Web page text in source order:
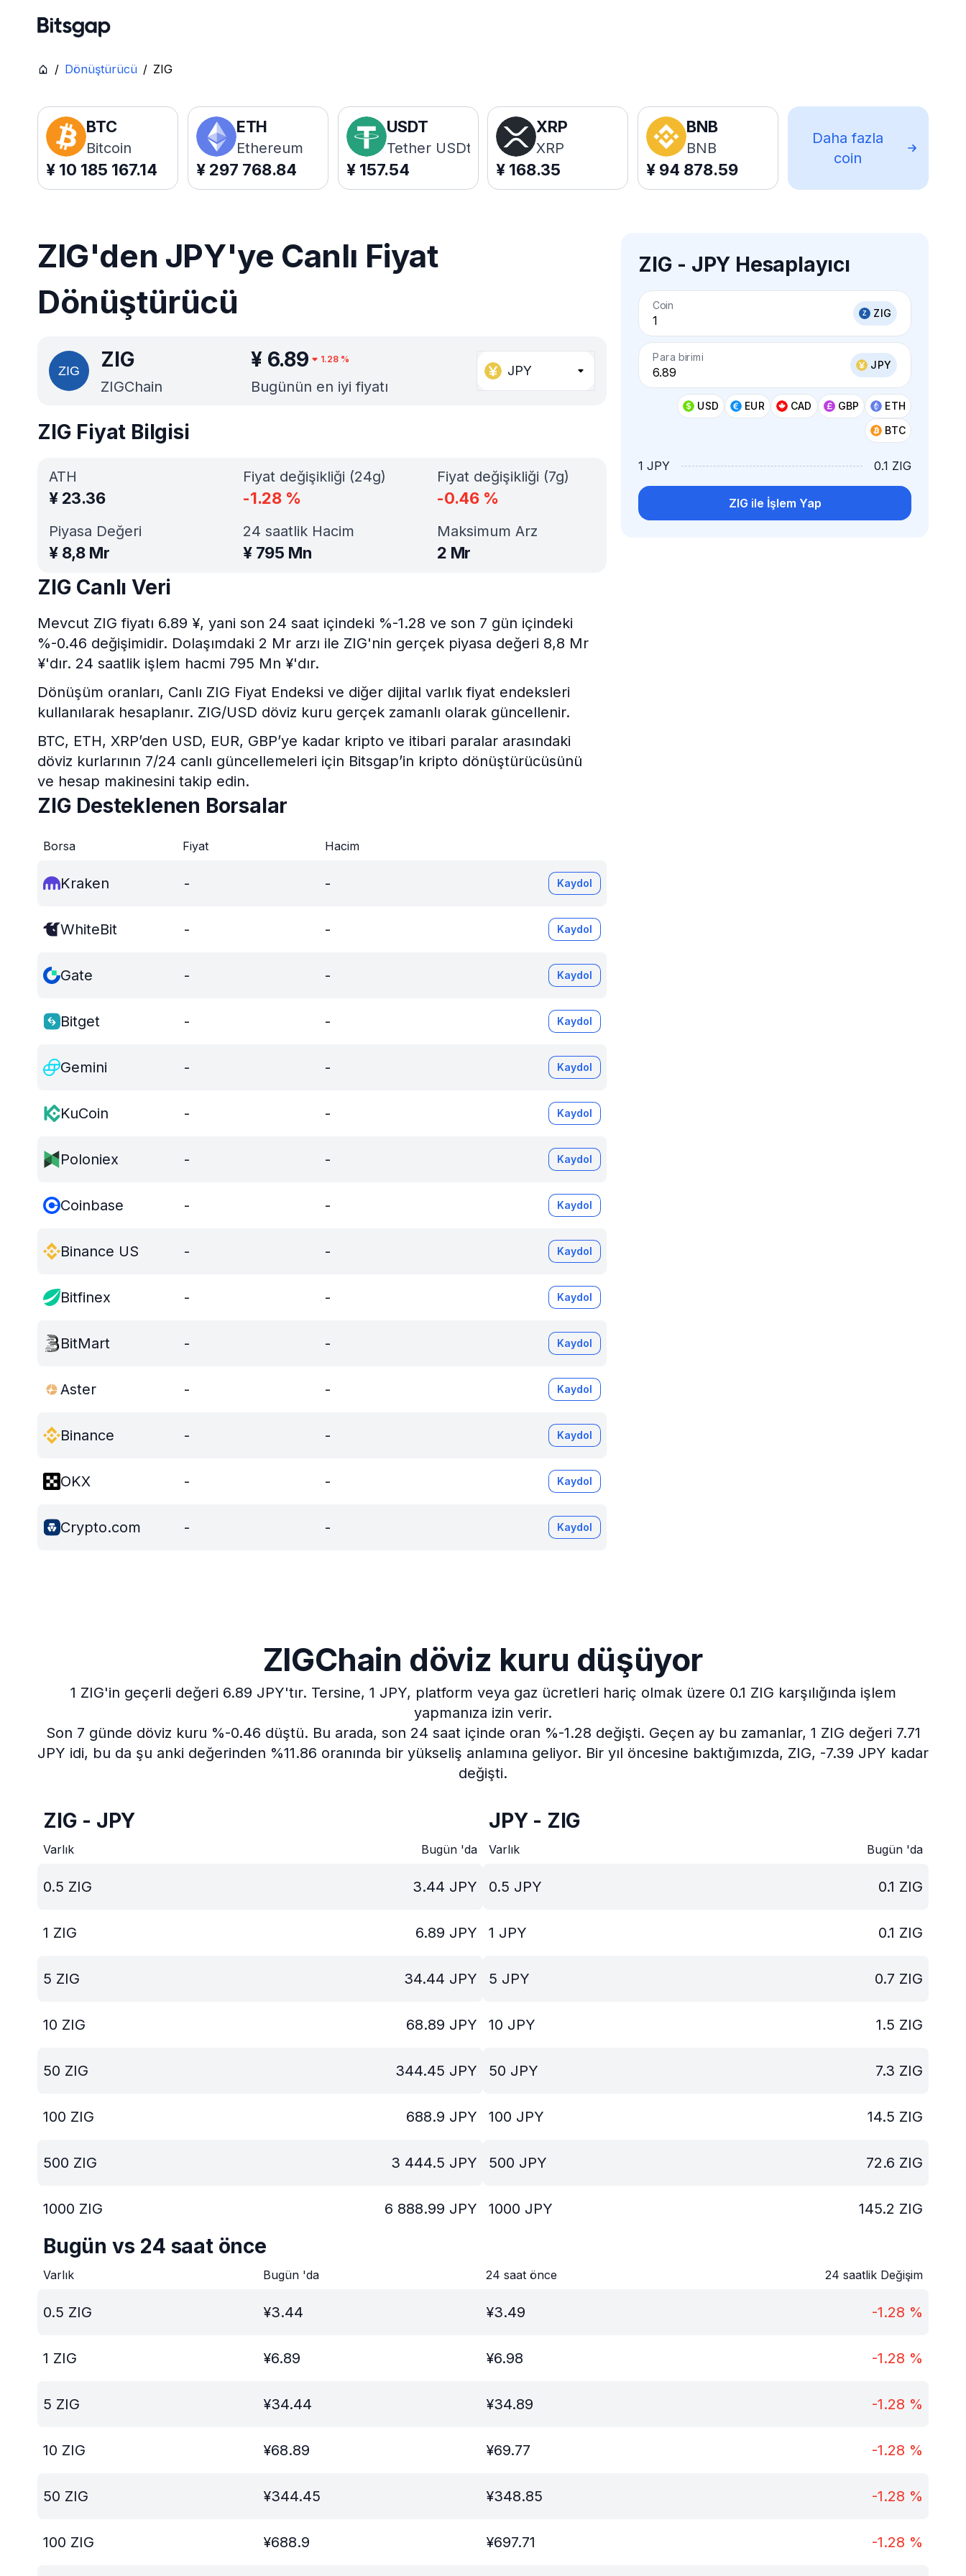
/ Dönüştürücü / ZIG
BTC
Bitcoin
¥ 10 185 167.14
ETH
Ethereum
¥ 297 768.84
USDT
Tether USDt
¥ 157.54
XRP
XRP
¥ 168.35
BNB
BNB
¥ 94 878.59
Daha fazla
coin
ZIG'den JPY'ye Canlı Fiyat
Dönüştürücü
ZIG
ZIGChain
¥ 6.89 1.28%
Bugünün en iyi fiyatı
JPY
ZIG - JPY Hesaplayıcı
Coin
ZIG
Para birimi
JPY
USD EUR CAD GBP
ETH
BTC
1 JPY 0.1 ZIG
ZIG ile İşlem Yap
ZIG Fiyat Bilgisi
ATH
¥ 23.36
Piyasa Değeri
¥ 8,8 Mr
Fiyat değişikliği (24g)
-1.28 %
Fiyat değişikliği (7g)
-0.46 %
24 saatlik Hacim
¥ 795 Mn
Maksimum Arz
2 Mr
ZIG Canlı Veri
Mevcut ZIG fiyatı 6.89 ¥, yani son 24 saat içindeki %-1.28 ve son 7 gün içindeki
%-0.46 değişimidir. Dolaşımdaki 2 Mr arzı ile ZIG'nin gerçek piyasa değeri 8,8 Mr
¥'dır. 24 saatlik işlem hacmi 795 Mn ¥'dır.
Dönüşüm oranları, Canlı ZIG Fiyat Endeksi ve diğer dijital varlık fiyat endeksleri
kullanılarak hesaplanır. ZIG/USD döviz kuru gerçek zamanlı olarak güncellenir.
BTC, ETH, XRP’den USD, EUR, GBP’ye kadar kripto ve itibari paralar arasındaki
döviz kurlarının 7/24 canlı güncellemeleri için Bitsgap’in kripto dönüştürücüsünü
ve hesap makinesini takip edin.
ZIG Desteklenen Borsalar
Borsa Fiyat Hacim
Kraken - - Kaydol
WhiteBit - - Kaydol
Gate - - Kaydol
Bitget - - Kaydol
Gemini - - Kaydol
KuCoin - - Kaydol
Poloniex - - Kaydol
Coinbase - - Kaydol
Binance US - - Kaydol
Bitfinex - - Kaydol
BitMart - - Kaydol
Aster - - Kaydol
Binance - - Kaydol
OKX - - Kaydol
Crypto.com - - Kaydol
ZIGChain döviz kuru düşüyor
1 ZIG'in geçerli değeri 6.89 JPY'tır. Tersine, 1 JPY, platform veya gaz ücretleri hariç olmak üzere 0.1 ZIG karşılığında işlem
yapmanıza izin verir.
Son 7 günde döviz kuru %-0.46 düştü. Bu arada, son 24 saat içinde oran %-1.28 değişti. Geçen ay bu zamanlar, 1 ZIG değeri 7.71
JPY idi, bu da şu anki değerinden %11.86 oranında bir yükseliş anlamına geliyor. Bir yıl öncesine baktığımızda, ZIG, -7.39 JPY kadar
değişti.
ZIG - JPY
Varlık Bugün 'da
0.5 ZIG 3.44 JPY
1 ZIG 6.89 JPY
5 ZIG 34.44 JPY
10 ZIG 68.89 JPY
50 ZIG 344.45 JPY
100 ZIG 688.9 JPY
500 ZIG 3 444.5 JPY
1000 ZIG 6 888.99 JPY
JPY - ZIG
Varlık Bugün 'da
0.5 JPY 0.1 ZIG
1 JPY 0.1 ZIG
5 JPY 0.7 ZIG
10 JPY 1.5 ZIG
50 JPY 7.3 ZIG
100 JPY 14.5 ZIG
500 JPY 72.6 ZIG
1000 JPY 145.2 ZIG
Bugün vs 24 saat önce
Varlık Bugün 'da 24 saat önce 24 saatlik Değişim
0.5 ZIG ¥3.44 ¥3.49 -1.28 %
1 ZIG ¥6.89 ¥6.98 -1.28 %
5 ZIG ¥34.44 ¥34.89 -1.28 %
10 ZIG ¥68.89 ¥69.77 -1.28 %
50 ZIG ¥344.45 ¥348.85 -1.28 %
100 ZIG ¥688.9 ¥697.71 -1.28 %